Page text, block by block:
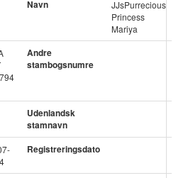
Navn
JJsPurrecious
Princess
Mariya
Andre
stambogsnumre
Udenlandsk
stamnavn
Registreringsdato